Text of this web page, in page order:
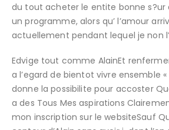
du tout acheter le entite bonne s?ur
un programme, alors qu’ l’amour
actuellement pendant lequel je non
Edvige tout comme AlainEt
a l’egard de bientot vivre ensemble «
donne la possibilite pour accoster
a des Tous Mes aspirations
mon inscription sur le websiteSauf